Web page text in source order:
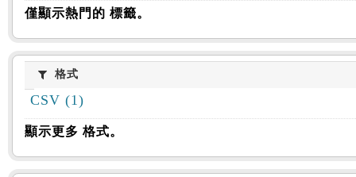
僅顯示熱門的 標籤。
格式格式
CSV (1)
顯示更多 格式。